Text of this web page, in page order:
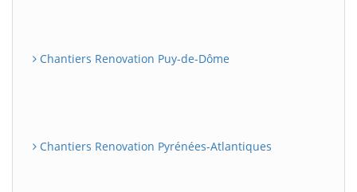
Chantiers Renovation Puy-de-Dôme
Chantiers Renovation Pyrénées-Atlantiques